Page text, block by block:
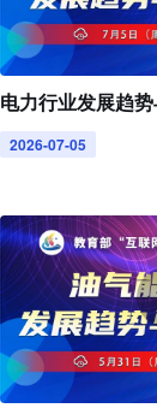
电力行业发展趋
2026-07-05